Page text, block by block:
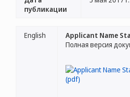
публикации
English
Applicant Name
Полная версия